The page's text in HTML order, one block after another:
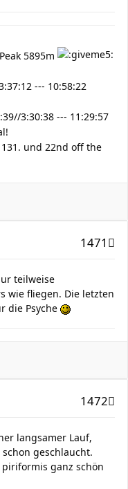
5895m
--- 10:58:22
3:30:38 --- 11:29:57
und 22nd off the
1471
teilweise
wie fliegen. Die letzten
die Psyche
1472
langsamer Lauf,
geschlaucht.
ganz schön